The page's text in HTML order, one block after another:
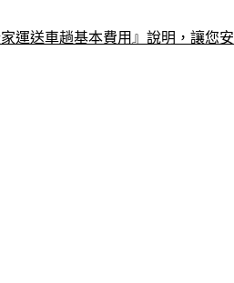
家運送車趟基本費用』說明，讓您安